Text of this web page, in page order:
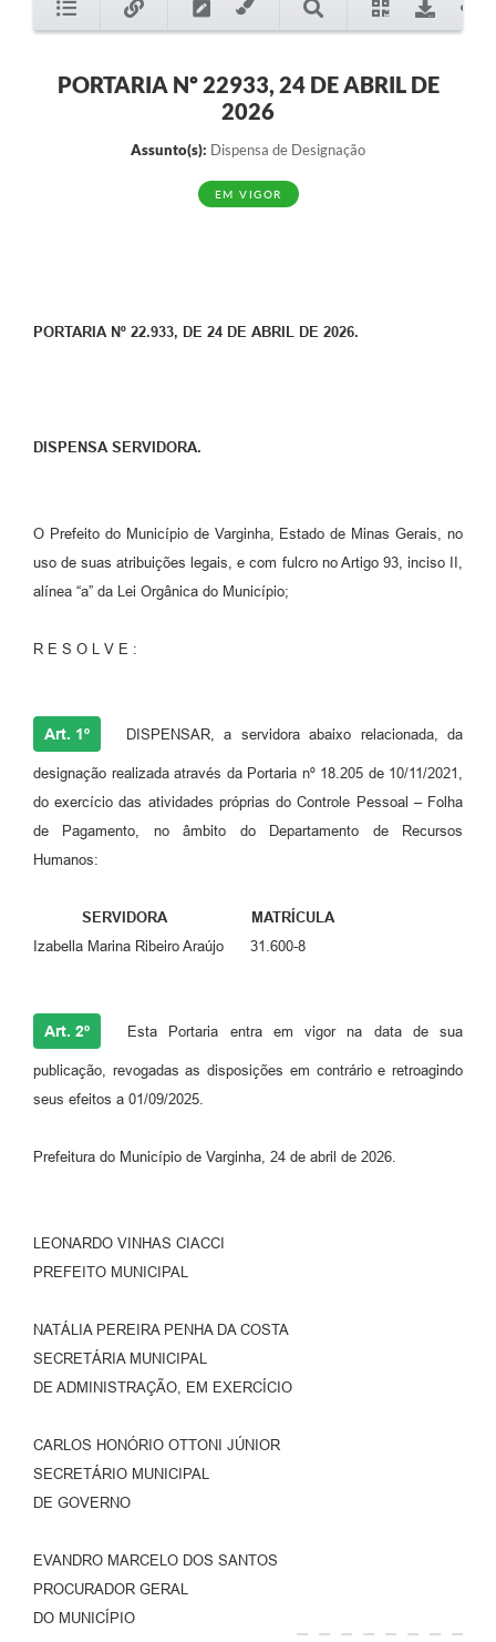
PORTARIA Nº 22933, 24 DE ABRIL DE
2026
Assunto(s): Dispensa de Designação
EM VIGOR
PORTARIA Nº 22.933, DE 24 DE ABRIL DE 2026.
DISPENSA SERVIDORA.
O Prefeito do Município de Varginha, Estado de Minas Gerais, no
uso de suas atribuições legais, e com fulcro no Artigo 93, inciso II,
alínea “a” da Lei Orgânica do Município;
R E S O L V E :
Art. 1º DISPENSAR, a servidora abaixo relacionada, da
designação realizada através da Portaria nº 18.205 de 10/11/2021,
do exercício das atividades próprias do Controle Pessoal – Folha
de Pagamento, no âmbito do Departamento de Recursos
Humanos:
SERVIDORA MATRÍCULA
Izabella Marina Ribeiro Araújo 31.600-8
Art. 2º Esta Portaria entra em vigor na data de sua
publicação, revogadas as disposições em contrário e retroagindo
seus efeitos a 01/09/2025.
Prefeitura do Município de Varginha, 24 de abril de 2026.
LEONARDO VINHAS CIACCI
PREFEITO MUNICIPAL
NATÁLIA PEREIRA PENHA DA COSTA
SECRETÁRIA MUNICIPAL
DE ADMINISTRAÇÃO, EM EXERCÍCIO
CARLOS HONÓRIO OTTONI JÚNIOR
SECRETÁRIO MUNICIPAL
DE GOVERNO
EVANDRO MARCELO DOS SANTOS
PROCURADOR GERAL
DO MUNICÍPIO